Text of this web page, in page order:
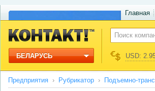
Главная
БЕЛАРУСЬ USD:
Предприятия Рубрикатор Подъемно-